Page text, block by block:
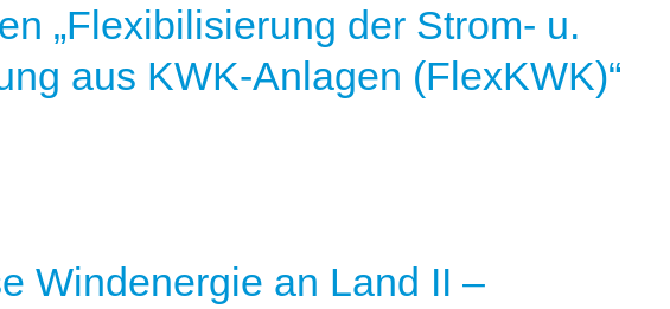
„Flexibilisierung der Strom- u.
aus KWK-Anlagen (FlexKWK)“
Windenergie an Land II –